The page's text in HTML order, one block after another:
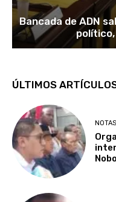
Bancada de ADN
ÚLTIMOS
NOTAS